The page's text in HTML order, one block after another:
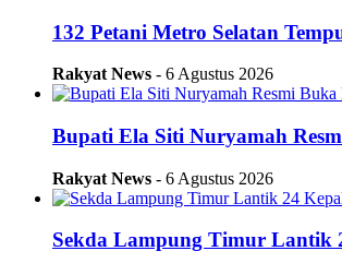
132 Petani Metro Selatan
Rakyat News - 6 Agustus 2026
Bupati Ela Siti Nuryamah
Rakyat News - 6 Agustus 2026
Sekda Lampung Timur Lantik